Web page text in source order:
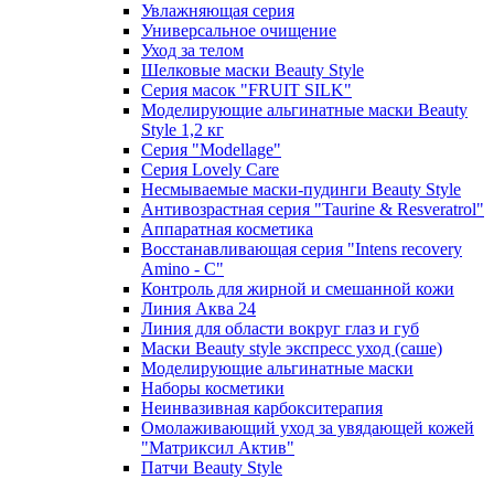
Увлажняющая серия
Универсальное очищение
Уход за телом
Шелковые маски Beauty Style
Серия масок "FRUIT SILK"
Моделирующие альгинатные маски Beauty
Style 1,2 кг
Серия "Modellage"
Cерия Lovely Care
Несмываемые маски-пудинги Beauty Style
Антивозрастная серия "Taurine & Resveratrol"
Аппаратная косметика
Восстанавливающая серия "Intens recovery
Amino - C"
Контроль для жирной и смешанной кожи
Линия Аква 24
Линия для области вокруг глаз и губ
Маски Beauty style экспресс уход (саше)
Моделирующие альгинатные маски
Наборы косметики
Неинвазивная карбокситерапия
Омолаживающий уход за увядающей кожей
"Матриксил Актив"
Патчи Beauty Style